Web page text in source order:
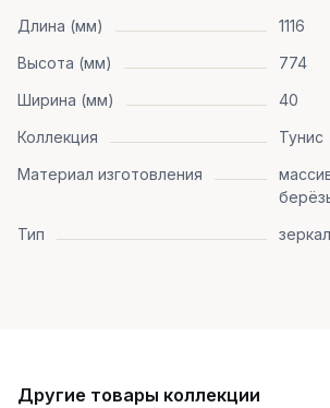
Длина (мм)
1116
Высота (мм)
774
Ширина (мм)
40
Коллекция
Тунис
Материал изготовления
Тип
Другие товары коллекции